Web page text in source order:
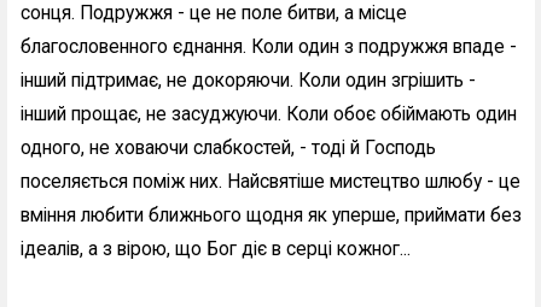
сонця. Подружжя - це не поле битви, а місце
благословенного єднання. Коли один з подружжя впаде -
інший підтримає, не докоряючи. Коли один згрішить -
інший прощає, не засуджуючи. Коли обоє обіймають один
одного, не ховаючи слабкостей, - тоді й Господь
поселяється поміж них. Найсвятіше мистецтво шлюбу - це
вміння любити ближнього щодня як уперше, приймати без
ідеалів, а з вірою, що Бог діє в серці кожног...